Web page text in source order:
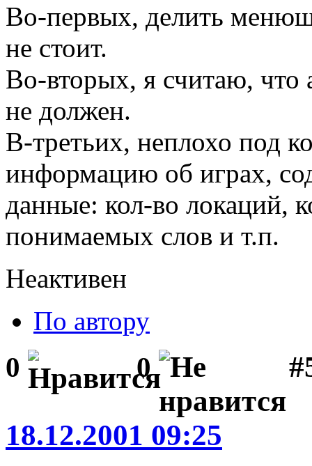
Во-первых, делить
не стоит.
Во-вторых, я считаю, что
не должен.
В-третьих, неплохо под
информацию об играх,
данные: кол-во локаций,
понимаемых слов и т.п.
Неактивен
По автору
0 0
18.12.2001 09:25